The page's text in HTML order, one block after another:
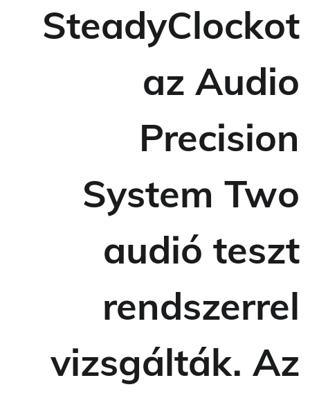
SteadyClockot
az Audio
Precision
System Two
audió teszt
rendszerrel
vizsgálták. Az